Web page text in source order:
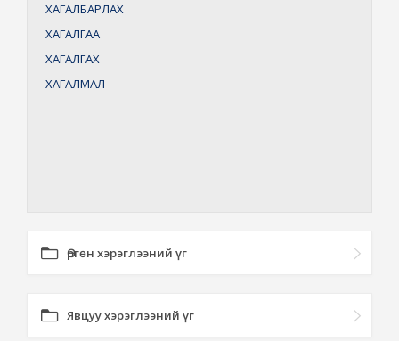
ХАГАЛБАРЛАХ
ХАГАЛГАА
ХАГАЛГАХ
ХАГАЛМАЛ
Өргөн хэрэглээний үг
Явцуу хэрэглээний үг